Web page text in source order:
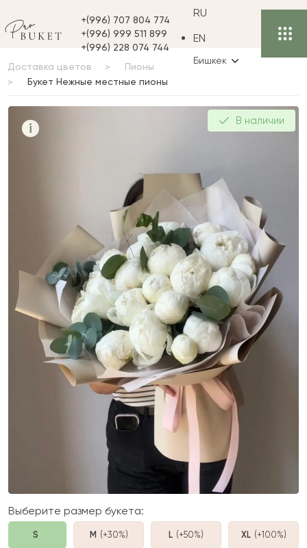
+(996) 707 804 774
+(996) 999 511 899
+(996) 228 074 744
RU
EN
Бишкек
Доставка цветов
Пионы
Букет Нежные местные пионы
i
Нежные местные
В наличии
Выберите размер букета:
S M (+30%) L (+50%) XL (+100%)